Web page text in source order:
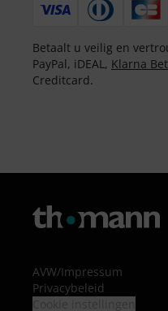
Betaalt u veilig en
PayPal, iDEAL, Klarna
Creditcard.
AVW/Impressum
Privacybeleid